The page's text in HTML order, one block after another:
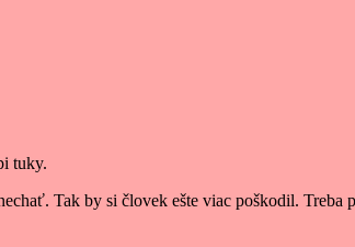
tuky.
Tak by si človek ešte viac poškodil.